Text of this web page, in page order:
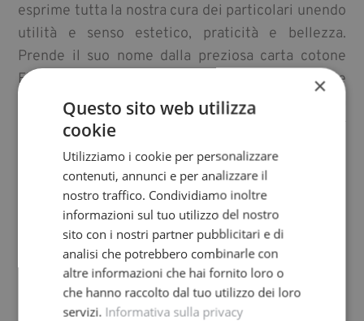
esprime tutta la nostra cura dei particolari unendo
utilità e senso estetico, praticità e bellezza.
Prende il suo nome dalla preziosa carta cotone
Fine Art su cui troverete stampate alcune delle
vostre foto più significative… e poi tutta la
raccolta su dispositivo usb. I dettagli non sono per
chiunque.
×
Questo sito web utilizza
cookie
Utilizziamo i cookie per personalizzare
contenuti, annunci e per analizzare il
nostro traffico. Condividiamo inoltre
informazioni sul tuo utilizzo del nostro
sito con i nostri partner pubblicitari e di
analisi che potrebbero combinarle con
altre informazioni che hai fornito loro o
che hanno raccolto dal tuo utilizzo dei loro
servizi. Informativa sulla privacy